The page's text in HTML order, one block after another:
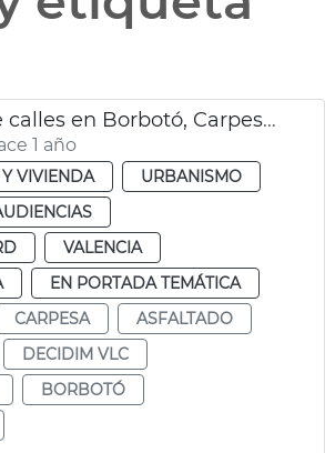
Asfaltado de calles en Borbotó, Carpesa y Mauella
1 año
VIVIENDA
URBANISMO
VALENCIA
EN PORTADA TEMÁTICA
CARPESA
ASFALTADO
DECIDIM VLC
BORBOTÓ